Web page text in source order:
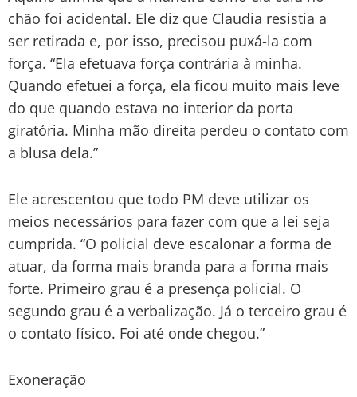
chão foi acidental. Ele diz que Claudia resistia a
ser retirada e, por isso, precisou puxá-la com
força. “Ela efetuava força contrária à minha.
Quando efetuei a força, ela ficou muito mais leve
do que quando estava no interior da porta
giratória. Minha mão direita perdeu o contato com
a blusa dela.”
Ele acrescentou que todo PM deve utilizar os
meios necessários para fazer com que a lei seja
cumprida. “O policial deve escalonar a forma de
atuar, da forma mais branda para a forma mais
forte. Primeiro grau é a presença policial. O
segundo grau é a verbalização. Já o terceiro grau é
o contato físico. Foi até onde chegou.”
Exoneração